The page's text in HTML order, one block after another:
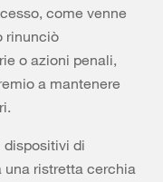
come venne
rinunciò
o azioni penali,
a mantenere
dispositivi di
una ristretta cerchia